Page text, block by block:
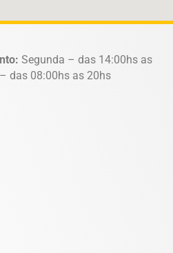
Segunda – das 14:00hs as
das 08:00hs as 20hs